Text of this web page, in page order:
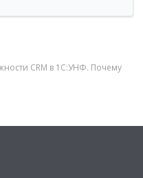
CRM в 1С:УНФ. Почему